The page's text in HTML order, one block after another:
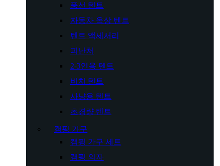
풍선 텐트
자동차 옥상 텐트
텐트 액세서리
피난처
2-3인용 텐트
비치 텐트
사냥용 텐트
초경량 텐트
캠핑 가구
캠핑 가구 세트
캠핑 의자